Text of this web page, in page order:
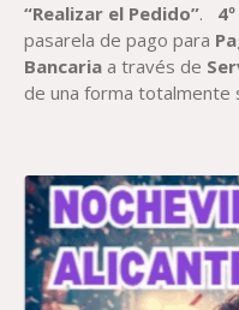
“Realizar el Pedido”. 4º
pasarela de pago para
Bancaria a través de
de una forma totalmente